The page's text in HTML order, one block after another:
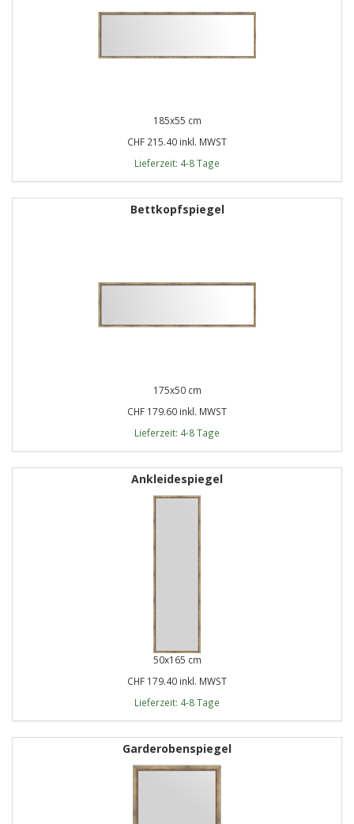
185x55 cm
CHF 215.40 inkl. MWST
Lieferzeit: 4-8 Tage
Bettkopfspiegel
175x50 cm
CHF 179.60 inkl. MWST
Lieferzeit: 4-8 Tage
Ankleidespiegel
50x165 cm
CHF 179.40 inkl. MWST
Lieferzeit: 4-8 Tage
Garderobenspiegel